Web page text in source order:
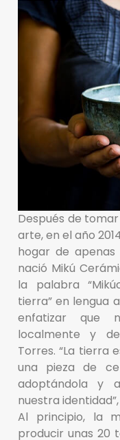
Después de
arte, en el año
hogar de
nació Mikú
la palabra
tierra” en lengua
enfatizar que
localmente y
Torres. “La tierra
una pieza de
adoptándola y
nuestra
Al principio, la
producir unas 20